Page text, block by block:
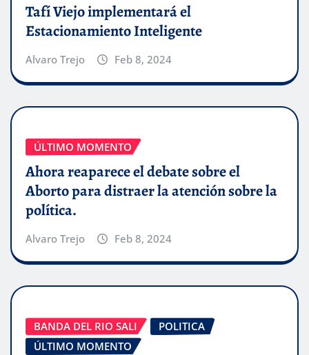
Tafí Viejo implementará el
Estacionamiento Inteligente
Alvaro Trejo Feb 8, 2024
ÚLTIMO MOMENTO
Ahora reaparece el debate sobre el
Aborto para distraer la atención sobre la
política.
Alvaro Trejo Feb 8, 2024
BANDA DEL RIO SALI
POLITICA
ÚLTIMO MOMENTO